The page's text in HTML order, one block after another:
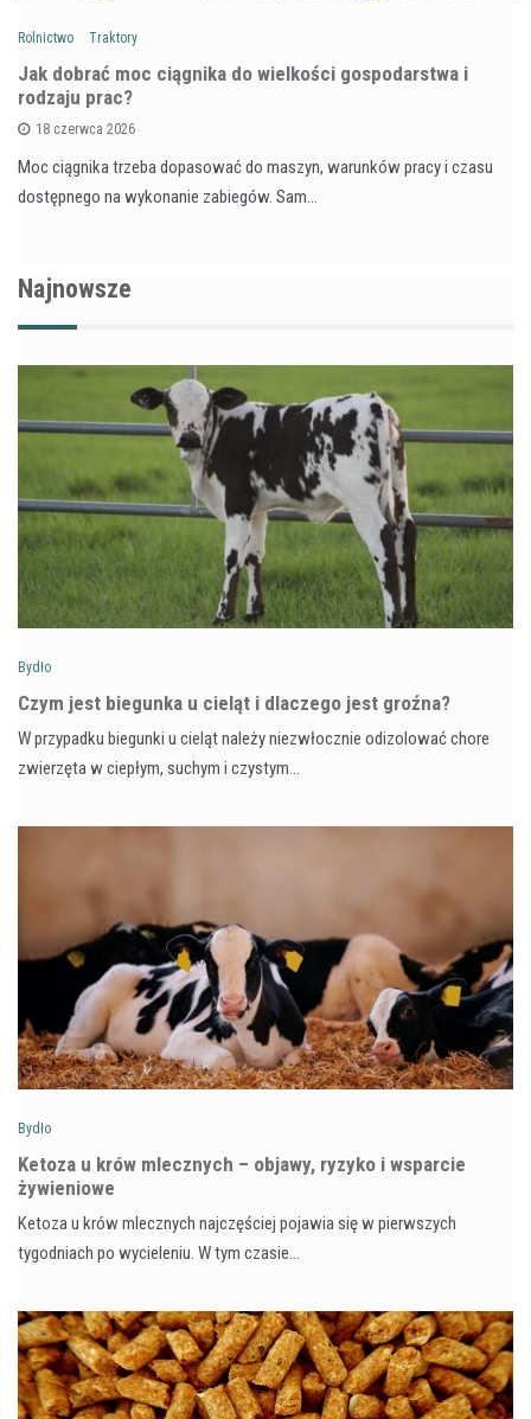
Rolnictwo Traktory
Jak dobrać moc ciągnika do wielkości gospodarstwa i
rodzaju prac?
18 czerwca 2026
Moc ciągnika trzeba dopasować do maszyn, warunków pracy i czasu
dostępnego na wykonanie zabiegów. Sam…
Najnowsze
Bydło
Czym jest biegunka u cieląt i dlaczego jest groźna?
W przypadku biegunki u cieląt należy niezwłocznie odizolować chore
zwierzęta w ciepłym, suchym i czystym…
Bydło
Ketoza u krów mlecznych – objawy, ryzyko i wsparcie
żywieniowe
Ketoza u krów mlecznych najczęściej pojawia się w pierwszych
tygodniach po wycieleniu. W tym czasie…